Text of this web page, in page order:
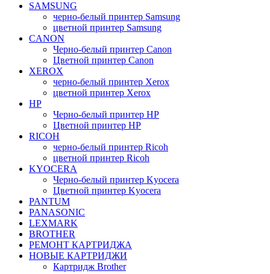
SAMSUNG
черно-белый принтер Samsung
цветной принтер Samsung
CANON
Черно-белый принтер Canon
Цветной принтер Canon
XEROX
черно-белый принтер Xerox
цветной принтер Xerox
HP
Черно-белый принтер HP
Цветной принтер HP
RICOH
черно-белый принтер Ricoh
цветной принтер Ricoh
KYOCERA
Черно-белый принтер Kyocera
Цветной принтер Kyocera
PANTUM
PANASONIC
LEXMARK
BROTHER
РЕМОНТ КАРТРИДЖА
НОВЫЕ КАРТРИДЖИ
Картридж Brother